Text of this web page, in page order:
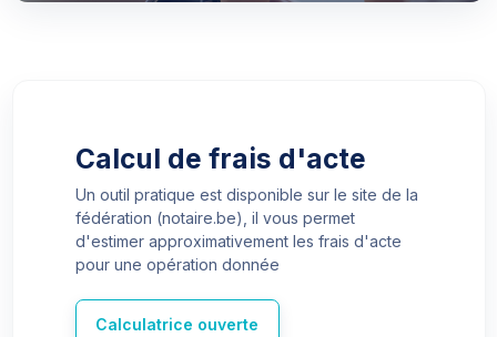
Calcul de frais d'acte
Un outil pratique est disponible sur le site de la
fédération (notaire.be), il vous permet
d'estimer approximativement les frais d'acte
pour une opération donnée
Calculatrice ouverte